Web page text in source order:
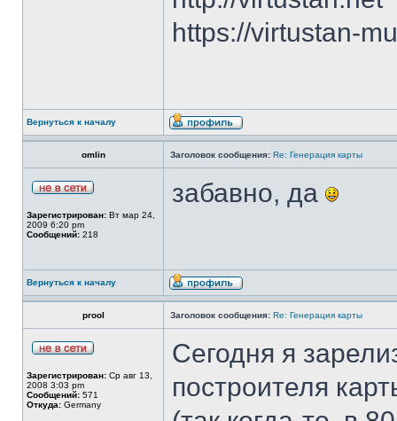
https://virtustan-
Вернуться к началу
omlin Заголовок сообщения: Re: Генерация карты
Зарегистрирован: Вт мар 24,
2009 6:20 pm
Сообщений: 218
забавно, да
Вернуться к началу
prool Заголовок сообщения: Re: Генерация карты
Зарегистрирован: Ср авг 13,
2008 3:03 pm
Сообщений: 571
Откуда: Germany
Сегодня я
построителя